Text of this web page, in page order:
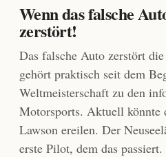
Wenn das falsche
zerstört!
Das falsche Auto zerstört
gehört praktisch seit dem
Weltmeisterschaft zu den
Motorsports. Aktuell könnte
Lawson ereilen. Der
erste Pilot, dem das